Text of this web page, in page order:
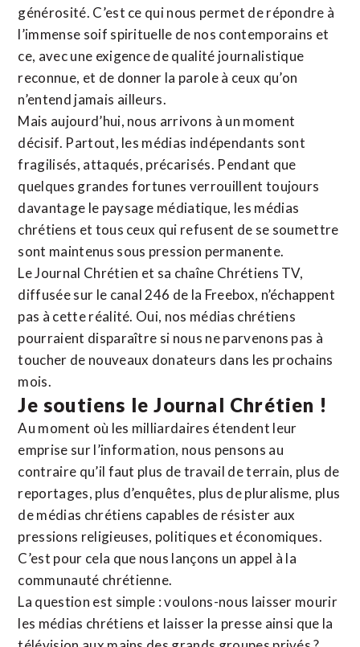
générosité. C’est ce qui nous permet de répondre à
l’immense soif spirituelle de nos contemporains et
ce, avec une exigence de qualité journalistique
reconnue, et de donner la parole à ceux qu’on
n’entend jamais ailleurs.
Mais aujourd’hui, nous arrivons à un moment
décisif. Partout, les médias indépendants sont
fragilisés, attaqués, précarisés. Pendant que
quelques grandes fortunes verrouillent toujours
davantage le paysage médiatique, les médias
chrétiens et tous ceux qui refusent de se soumettre
sont maintenus sous pression permanente.
Le Journal Chrétien et sa chaîne Chrétiens TV,
diffusée sur le canal 246 de la Freebox, n’échappent
pas à cette réalité. Oui, nos médias chrétiens
pourraient disparaître si nous ne parvenons pas à
toucher de nouveaux donateurs dans les prochains
mois.
Je soutiens le Journal Chrétien !
Au moment où les milliardaires étendent leur
emprise sur l’information, nous pensons au
contraire qu’il faut plus de travail de terrain, plus de
reportages, plus d’enquêtes, plus de pluralisme, plus
de médias chrétiens capables de résister aux
pressions religieuses, politiques et économiques.
C’est pour cela que nous lançons un appel à la
communauté chrétienne.
La question est simple : voulons-nous laisser mourir
les médias chrétiens et laisser la presse ainsi que la